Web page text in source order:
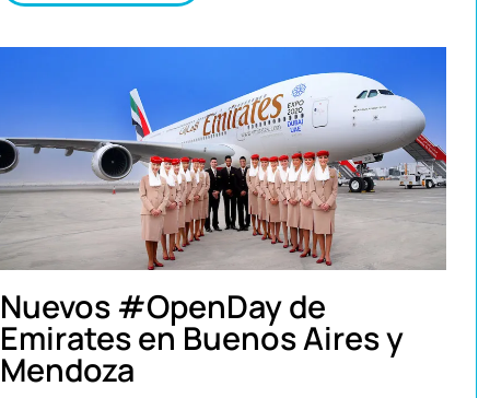
Nuevos #OpenDay de
Emirates en Buenos Aires y
Mendoza